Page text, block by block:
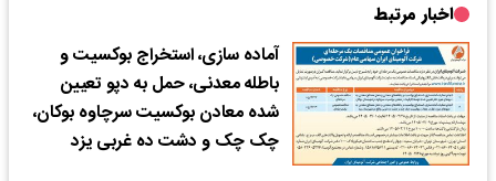
اخبار مرتبط
آماده سازی، استخراج بوکسیت و
باطله معدنی، حمل به دپو تعیین
شده معادن بوکسیت سرچاوه بوکان،
چک چک و دشت ده غربی یزد